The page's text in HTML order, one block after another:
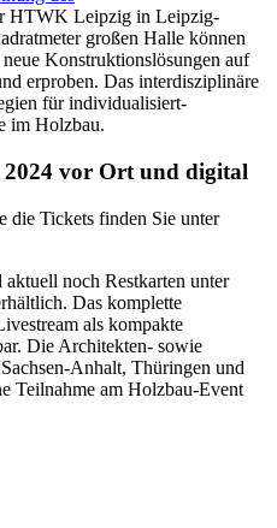
HTWK Leipzig in Leipzig-
großen Halle können
Konstruktionslösungen auf
erproben. Das interdisziplinäre
für individualisiert-
im Holzbau.
vor Ort und digital
die Tickets finden Sie unter
aktuell noch Restkarten unter
Das komplette
als kompakte
Die Architekten- sowie
Anhalt, Thüringen und
Teilnahme am Holzbau-Event